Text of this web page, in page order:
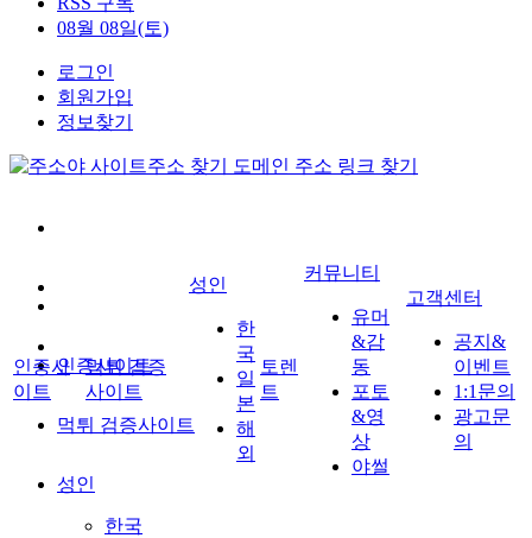
08월 08일(토)
로그인
회원가입
정보찾기
인증사이트
먹튀 검증사이트
성인
한국
인증사
이트
먹튀 검증
사이트
성인
한
국
일
본
해
외
토렌
트
커뮤니티
유머
&감
동
포토
&영
상
야썰
고객센터
공지&
이벤트
1:1문의
광고문
의